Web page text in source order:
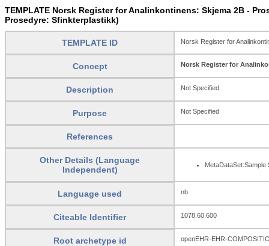
TEMPLATE Norsk Register for Analinkontinens: Skjema 2B -
Prosedyre: Sfinkterplastikk)
TEMPLATE ID Norsk Register for
Concept Norsk Register for
Description Not Specified
Purpose Not Specified
References
Other Details (Language
Independent)
MetaDataSet:Sample
Language used nb
Citeable Identifier 1078.60.600
Root archetype id openEHR-EHR-